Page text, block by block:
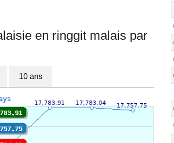
en ringgit malais par
10 ans